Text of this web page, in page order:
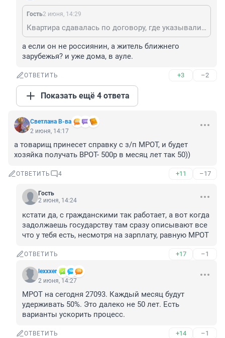
Гость2 июня, 14:29
Квартира сдавалась по договору, где указывались все данные квартиросъемщика. Поэтому приставы его найдут
а если он не россиянин, а житель ближнего
зарубежья? и уже дома, в ауле.
ОТВЕТИТЬ +3 –2
Показать ещё 4 ответа
Светлана В-ва
2 июня, 14:17
а товарищ принесет справку с з/п МРОТ, и будет
хозяйка получать ВРОТ- 500р в месяц лет так 50))
ОТВЕТИТЬ 4 +11 –17
Гость
2 июня, 14:24
кстати да, с гражданскими так работает, а вот когда
задолжаешь государству там сразу описывают все
что у тебя есть, несмотря на зарплату, равную МРОТ
ОТВЕТИТЬ +17 –1
lexxxer
2 июня, 14:27
МРОТ на сегодня 27093. Каждый месяц будут
удерживать 50%. Это далеко не 50 лет. Есть
варианты ускорить процесс.
ОТВЕТИТЬ +14 –1